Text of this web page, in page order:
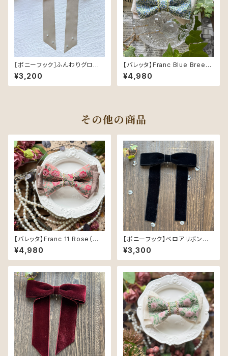
［ポニーフック］ふんわりグロスリ
ボン／Beige｜つやめく軽やか
なヘアリボン
¥3,200
【バレッタ】Franc Blue Breez
e（ブルーブリーズ） ― 勿忘草リ
ボン2
¥4,980
その他の商品
【バレッタ】Franc 11 Rose（ロ
ーズ） ― ダスティローズの上品
リボン
¥4,980
【ポニーフック】ベロアリボン／
ブラック（36mm幅）
¥3,300